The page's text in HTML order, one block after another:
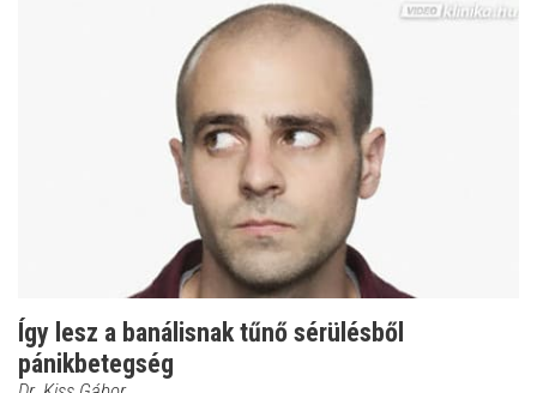
Így lesz a banálisnak tűnő sérülésből
pánikbetegség